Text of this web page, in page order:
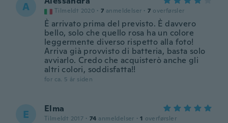
A Tilmeldt 2020 · 7 anmeldelser · 7 overførsler
È arrivato prima del previsto. È davvero
bello, solo che quello rosa ha un colore
leggermente diverso rispetto alla foto!
Arriva già provvisto di batteria, basta solo
avviarlo. Credo che acquisterò anche gli
altri colori, soddisfatta!!
for ca. 5 år siden
E Elma
Tilmeldt 2017 · 74 anmeldelser · 1 overførsler